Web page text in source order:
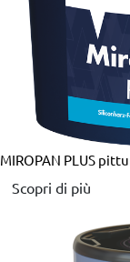
MIROPAN PLUS
Scopri di più